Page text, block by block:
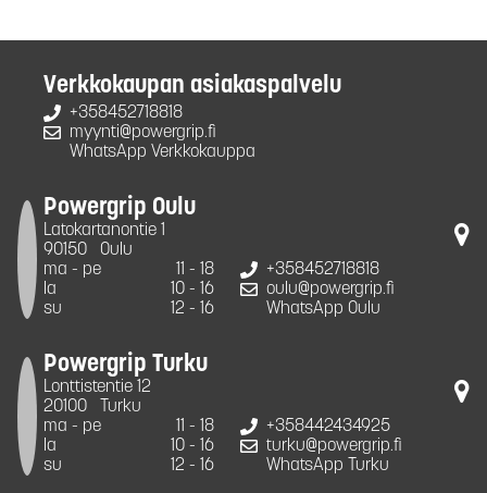
Verkkokaupan asiakaspalvelu
+358452718818
myynti@powergrip.fi
WhatsApp Verkkokauppa
Powergrip Oulu
Latokartanontie 1
90150
Oulu
ma - pe
11 - 18
la
10 - 16
su
12 - 16
+358452718818
oulu@powergrip.fi
WhatsApp Oulu
Powergrip Turku
Lonttistentie 12
20100
Turku
ma - pe
11 - 18
la
10 - 16
su
12 - 16
+358442434925
turku@powergrip.fi
WhatsApp Turku